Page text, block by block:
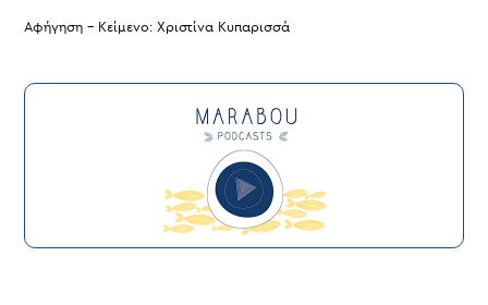
Αφήγηση – Κείμενο: Χριστίνα Κυπαρισσά